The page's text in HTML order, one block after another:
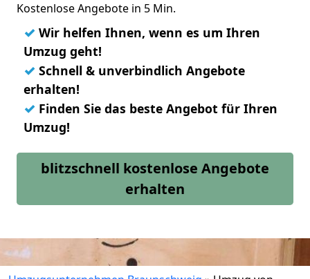
Kostenlose Angebote in 5 Min.
✓ Wir helfen Ihnen, wenn es um Ihren
Umzug geht!
✓ Schnell & unverbindlich Angebote
erhalten!
✓ Finden Sie das beste Angebot für Ihren
Umzug!
blitzschnell kostenlose Angebote
erhalten